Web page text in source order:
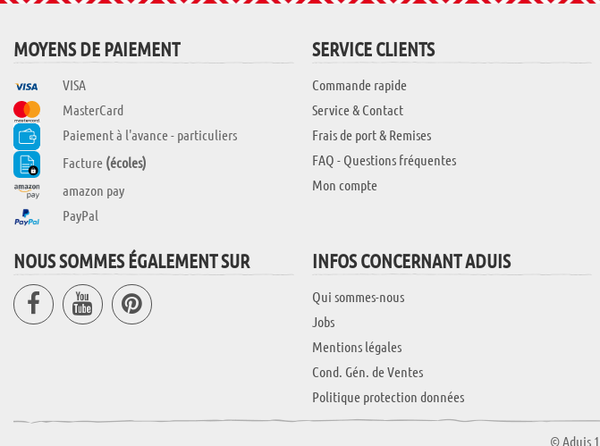
MOYENS DE PAIEMENT
VISA
MasterCard
Paiement à l'avance - particuliers
Facture (écoles)
amazon pay
PayPal
SERVICE CLIENTS
Commande rapide
Service & Contact
Frais de port & Remises
FAQ - Questions fréquentes
Mon compte
NOUS SOMMES ÉGALEMENT SUR INFOS CONCERNANT ADUIS
Qui sommes-nous
Jobs
Mentions légales
Cond. Gén. de Ventes
Politique protection données
© Aduis